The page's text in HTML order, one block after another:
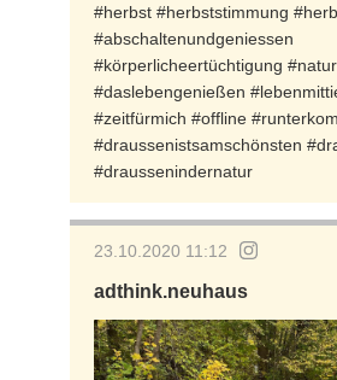
#herbst #herbststimmung
#abschaltenundgeniessen
#körperlicheertüchtigung
#daslebengenießen
#zeitfürmich #offline
#draussenistsamschönsten
#draussenindernatur
23.10.2020 11:12
adthink.neuhaus